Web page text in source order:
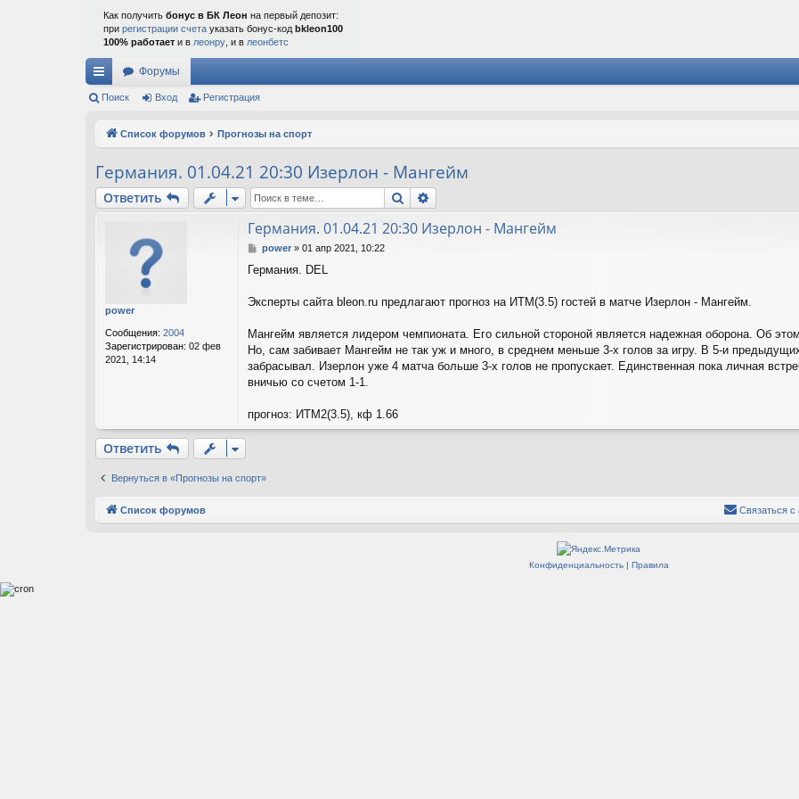
Как получить бонус в БК Леон на первый депозит:
при регистрации счета указать бонус-код bkleon100
100% работает и в леонру , и в леонбетс
с
и
Форумы
Поиск Вход Регистрация
Список форумов Прогнозы на спорт
Германия. 01.04.21 20:30 Изерлон - Мангейм
Ответить Поиск
power
Сообщения: 2004
Зарегистрирован: 02 фев
2021, 14:14
Германия. 01.04.21 20:30 Изерлон - Мангейм
С
о
щ
и
е
power» 01 апр 2021, 10:22
Германия. DEL
Эксперты сайта bleon.ru предлагают прогноз на ИТМ(3.5) гостей в матче Изерлон - Мангейм.
Мангейм является лидером чемпионата. Его сильной стороной является надежная оборона. Об
Но, сам забивает Мангейм не так уж и много, в среднем меньше 3-х голов за игру. В 5-и
забрасывал. Изерлон уже 4 матча больше 3-х голов не пропускает. Единственная пока личная
вничью со счетом 1-1.
прогноз: ИТМ2(3.5), кф 1.66
Ответить
Вернуться в «Прогнозы на спорт»
Список форумов Связаться с
Конфиденциальность| Правила